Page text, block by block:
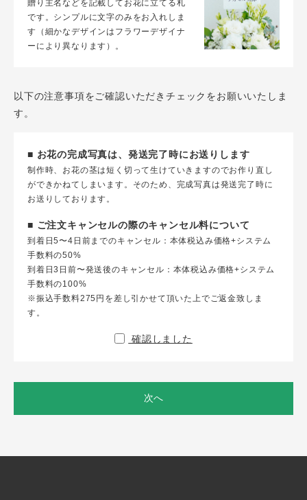
贈り主名などを記載してお花に立てる札
です。シンプルに文字のみをお入れしま
す（細かなデザインはフラワーデザイナ
ーにより異なります）。
以下の注意事項をご確認いただきチェックをお願いいたしま
す。
■ お花の完成写真は、発送完了時にお送りします
制作時、お花の茎は短く切って生けていきますのでお作り直し
ができかねてしまいます。そのため、完成写真は発送完了時に
お送りしております。
■ ご注文キャンセルの際のキャンセル料について
到着日5〜4日前までのキャンセル：本体税込み価格+システム
手数料の50%
到着日3日前〜発送後のキャンセル：本体税込み価格+システム
手数料の100%
※振込手数料275円を差し引かせて頂いた上でご返金致しま
す。
確認しました
次へ